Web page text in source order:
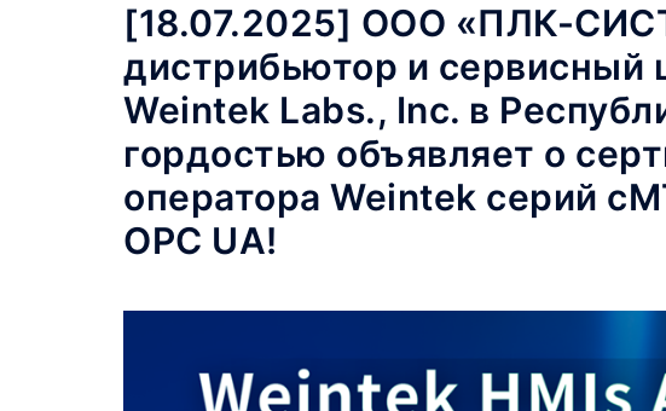
[18.07.2025] ООО «ПЛК-
дистрибьютор и сервисный
Weintek Labs., Inc. в
гордостью объявляет о
оператора Weintek серий
OPC UA!